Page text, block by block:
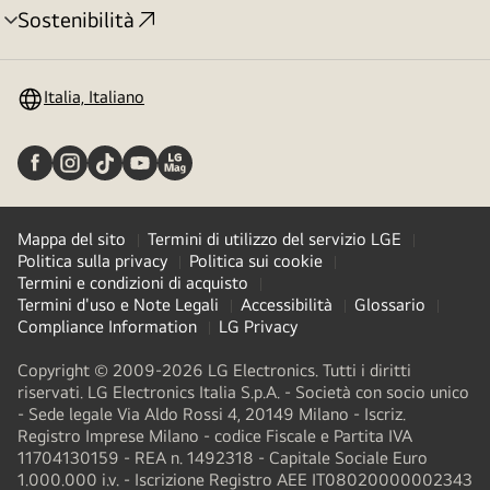
Sostenibilità
Attivazione
Italia, Italiano
Mappa del sito
Termini di utilizzo del servizio LGE
Politica sulla privacy
Politica sui cookie
Termini e condizioni di acquisto
Termini d'uso e Note Legali
Accessibilità
Glossario
Compliance Information
LG Privacy
Copyright © 2009-2026 LG Electronics. Tutti i diritti
riservati. LG Electronics Italia S.p.A. - Società con socio unico
- Sede legale Via Aldo Rossi 4, 20149 Milano - Iscriz.
Registro Imprese Milano - codice Fiscale e Partita IVA
11704130159 - REA n. 1492318 - Capitale Sociale Euro
1.000.000 i.v. - Iscrizione Registro AEE IT08020000002343​